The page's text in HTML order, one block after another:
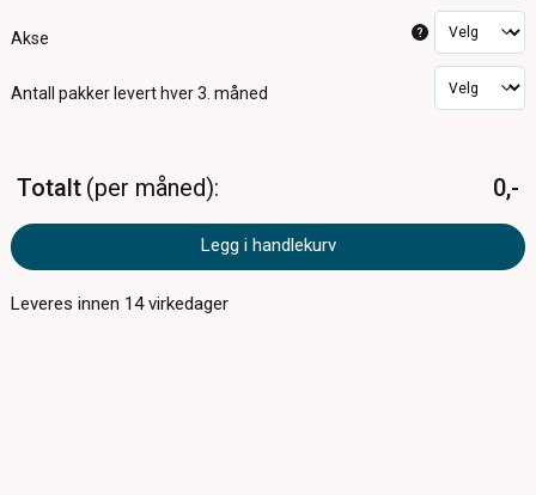
Akse ?
Antall pakker levert hver 3. måned
Totalt per måned 0,-
Legg i handlekurv
Leveres innen 14virkedager